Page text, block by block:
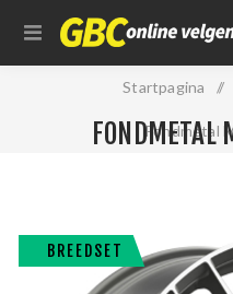
Startpagina /
Fondmetal
BREEDSET